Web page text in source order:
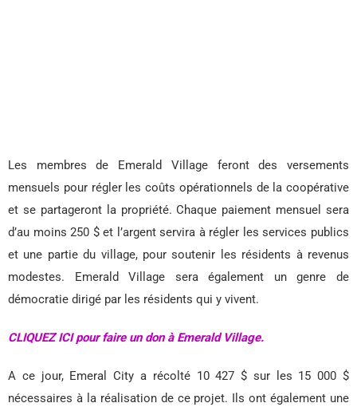
Les membres de Emerald Village feront des versements
mensuels pour régler les coûts opérationnels de la coopérative
et se partageront la propriété. Chaque paiement mensuel sera
d’au moins 250 $ et l’argent servira à régler les services publics
et une partie du village, pour soutenir les résidents à revenus
modestes. Emerald Village sera également un genre de
démocratie dirigé par les résidents qui y vivent.
CLIQUEZ ICI pour faire un don à Emerald Village.
A ce jour, Emeral City a récolté 10 427 $ sur les 15 000 $
nécessaires à la réalisation de ce projet. Ils ont également une